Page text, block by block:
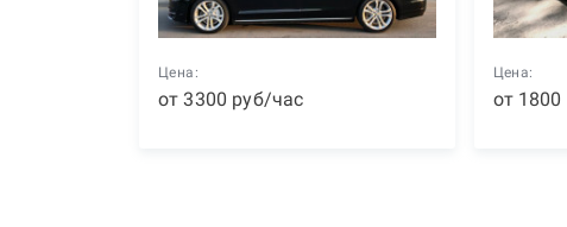
Цена:
от3300 руб/час
Цена:
от 1800